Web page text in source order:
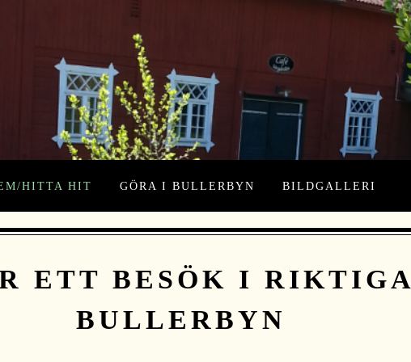
HITTA HIT GÖRA I BULLERBYN BILDGALLERI
ETT BESÖK I RIKTIGA
BULLERBYN